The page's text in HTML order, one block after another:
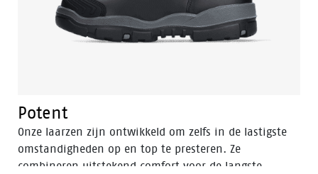
Potent
Onze laarzen zijn ontwikkeld om zelfs in de lastigste
omstandigheden op en top te presteren. Ze
combineren uitstekend comfort voor de langste